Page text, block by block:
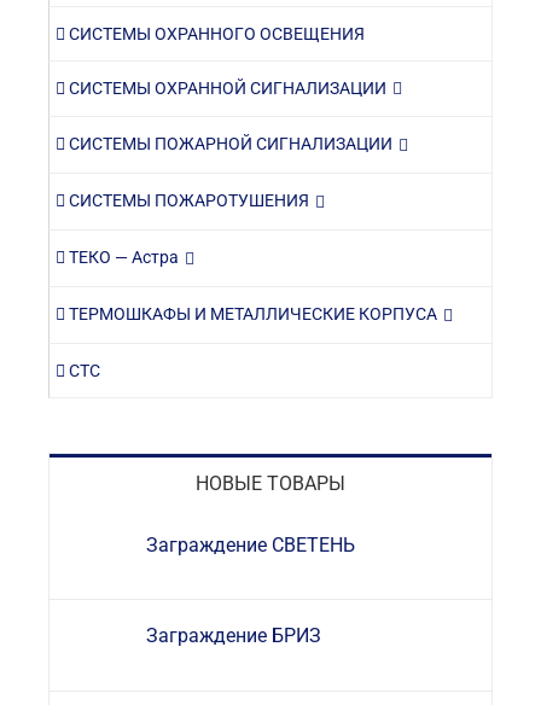
СИСТЕМЫ ОХРАННОГО ОСВЕЩЕНИЯ
СИСТЕМЫ ОХРАННОЙ СИГНАЛИЗАЦИИ
СИСТЕМЫ ПОЖАРНОЙ СИГНАЛИЗАЦИИ
СИСТЕМЫ ПОЖАРОТУШЕНИЯ
ТЕКО — Астра
ТЕРМОШКАФЫ И МЕТАЛЛИЧЕСКИЕ КОРПУСА
СТС
НОВЫЕ ТОВАРЫ
Заграждение СВЕТЕНЬ
Заграждение БРИЗ